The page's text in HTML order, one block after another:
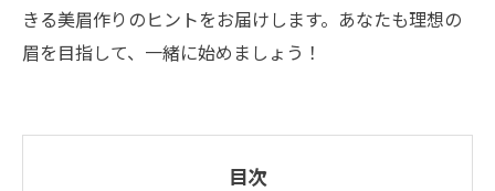
きる美眉作りのヒントをお届けします。あなたも理想の
眉を目指して、一緒に始めましょう！
目次